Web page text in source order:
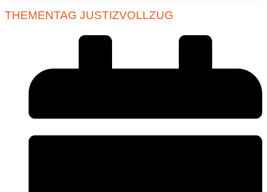
THEMENTAG JUSTIZVOLLZUG